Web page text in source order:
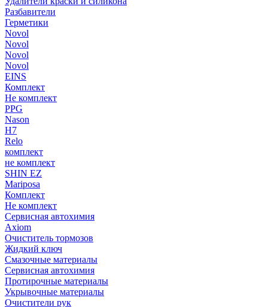
Разбавители
Герметики
Novol
Novol
Novol
Novol
EINS
Комплект
Не комплект
PPG
Nason
H7
Relo
комплект
не комплект
SHIN EZ
Mariposa
Комплект
Не комплект
Сервисная автохимия
Axiom
Очиститель тормозов
Жидкий ключ
Смазочные материалы
Сервисная автохимия
Протирочные материалы
Укрывочные материалы
Очистители рук